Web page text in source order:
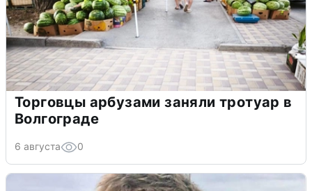
Торговцы арбузами заняли тротуар в
Волгограде
6 августа 0